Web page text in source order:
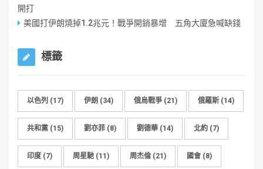
開打
美國打伊朗燒掉1.2兆元！戰爭開銷暴增 五角大廈急喊缺錢
標籤
以色列 (17) 伊朗 (34) 俄烏戰爭 (21) 俄羅斯 (14)
共和黨 (15) 劉亦菲 (8) 劉德華 (14) 北約 (7)
印度 (7) 周星馳 (11) 周杰倫 (21) 國會 (8)